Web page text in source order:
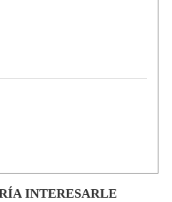
crease free lasting base for
INTERESARLE